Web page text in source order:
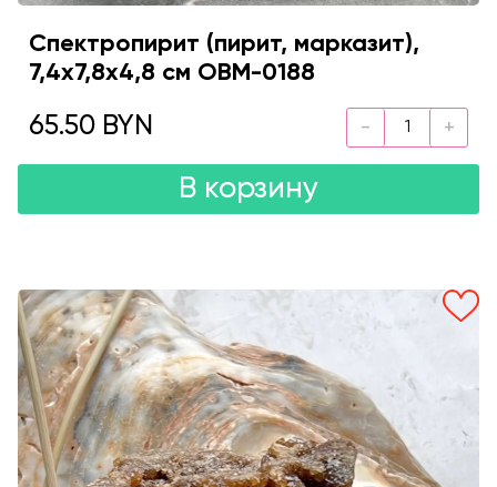
Спектропирит (пирит, марказит),
7,4х7,8х4,8 см OBM-0188
65.50 BYN
В корзину